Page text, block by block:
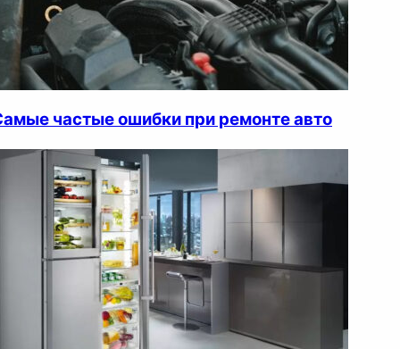
частые ошибки при ремонте авто